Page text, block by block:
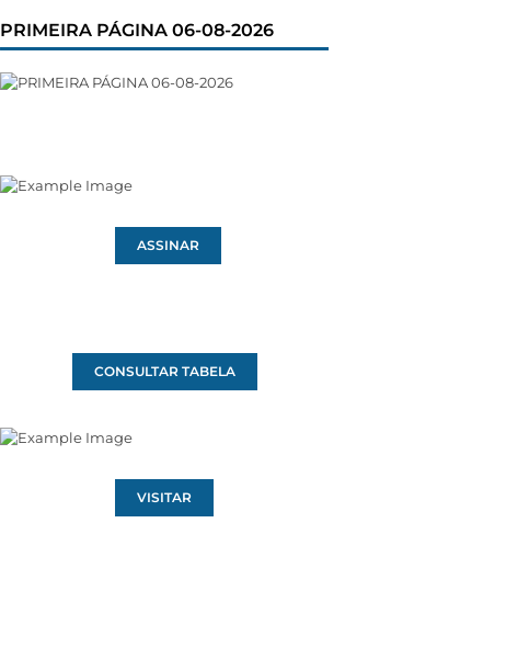
PRIMEIRA PÁGINA 06-08-2026
ASSINAR
CONSULTAR TABELA
VISITAR